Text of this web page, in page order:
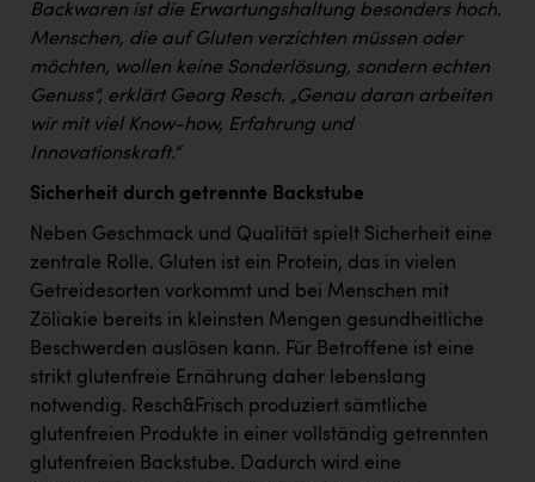
Backwaren ist die Erwartungshaltung besonders hoch.
Menschen, die auf Gluten verzichten müssen oder
möchten, wollen keine Sonderlösung, sondern echten
Genuss“, erklärt Georg Resch. „Genau daran arbeiten
wir mit viel Know-how, Erfahrung und
Innovationskraft.“
Sicherheit durch getrennte Backstube
Neben Geschmack und Qualität spielt Sicherheit eine
zentrale Rolle. Gluten ist ein Protein, das in vielen
Getreidesorten vorkommt und bei Menschen mit
Zöliakie bereits in kleinsten Mengen gesundheitliche
Beschwerden auslösen kann. Für Betroffene ist eine
strikt glutenfreie Ernährung daher lebenslang
notwendig. Resch&Frisch produziert sämtliche
glutenfreien Produkte in einer vollständig getrennten
glutenfreien Backstube. Dadurch wird eine